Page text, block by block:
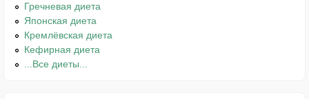
Гречневая диета
Японская диета
Кремлёвская диета
Кефирная диета
...Все диеты...